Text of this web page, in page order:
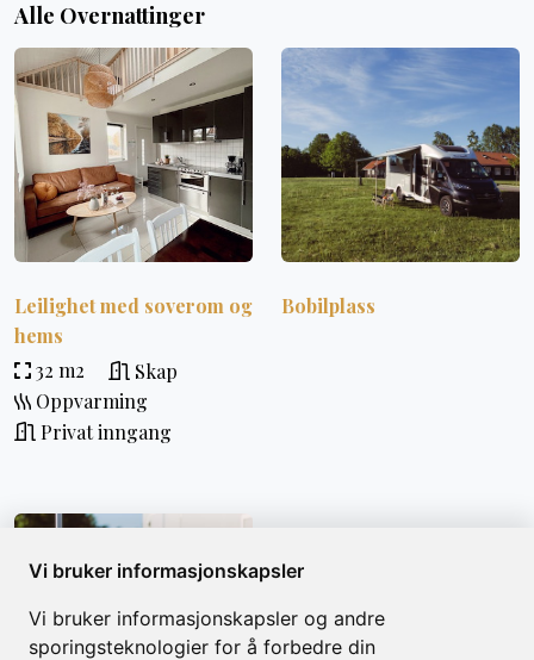
Vi bruker informasjonskapsler
Vi bruker informasjonskapsler og andre
sporingsteknologier for å forbedre din
Alle Overnattinger
Leilighet med soverom og
hems
32 m2
Skap
Oppvarming
Privat inngang
Bobilplass